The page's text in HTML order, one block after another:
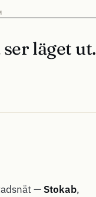
ser läget ut.
— Stokab,